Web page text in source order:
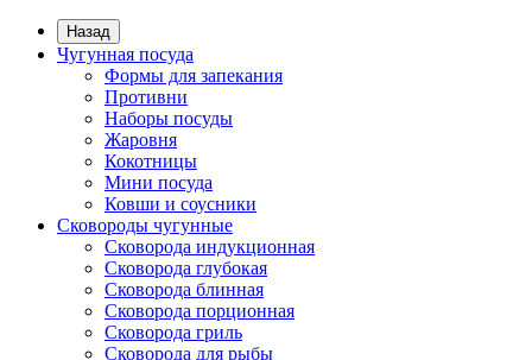
Назад
Чугунная посуда
Формы для запекания
Противни
Наборы посуды
Жаровня
Кокотницы
Мини посуда
Ковши и соусники
Сковороды чугунные
Сковорода индукционная
Сковорода глубокая
Сковорода блинная
Сковорода порционная
Сковорода гриль
Сковорода для рыбы